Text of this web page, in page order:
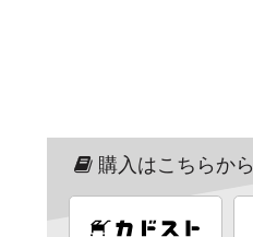
購入はこちらから